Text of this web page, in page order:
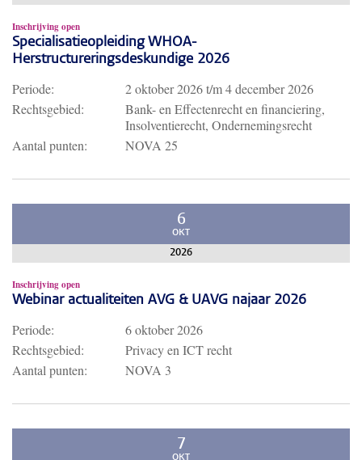
Inschrijving open
Specialisatieopleiding WHOA-
Herstructureringsdeskundige 2026
Periode: 2 oktober 2026t/m4 december 2026
Rechtsgebied:
Bank- en Effectenrecht en financiering,
Insolventierecht, Ondernemingsrecht
Aantal punten:
NOVA 25
6
OKT
2026
Inschrijving open
Webinar actualiteiten AVG & UAVG najaar 2026
Periode:
6 oktober 2026
Rechtsgebied:
Privacy en ICT recht
Aantal punten:
NOVA 3
7
OKT